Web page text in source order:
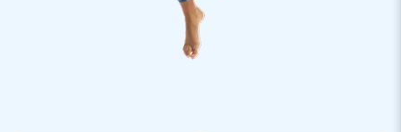
ambiance hivernale à tout événement. Et ils sont également
rapides à mettre en place. Vous pouvez facilement installer
ce gonflable de Noël avec deux personnes. Il faut environ 20